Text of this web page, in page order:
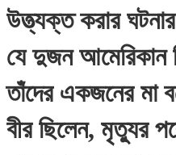
উত্ত্যক্ত করার
যে দুজন আমেরিকান
তাঁদের একজনের মা
বীর ছিলেন, মৃত্যুর